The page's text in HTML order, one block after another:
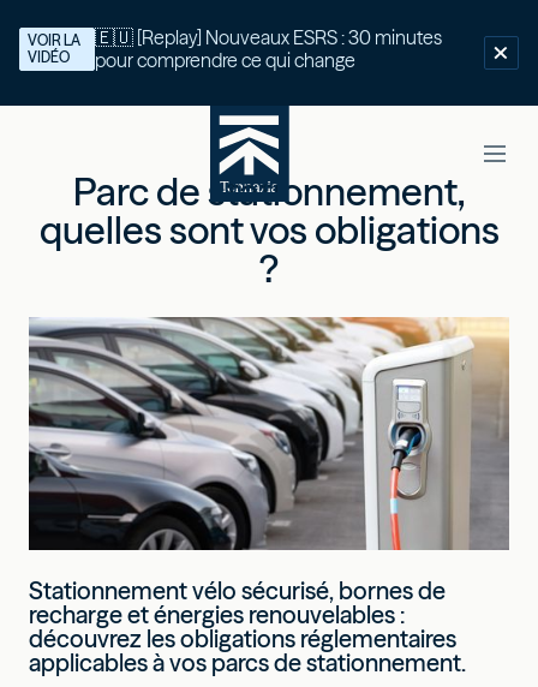
🇪🇺 [Replay] Nouveaux ESRS : 30 minutes
pour comprendre ce qui change
VOIR LA
VIDÉO
Parc de stationnement,
quelles sont vos obligations
?
Stationnement vélo sécurisé, bornes de
recharge et énergies renouvelables :
découvrez les obligations réglementaires
applicables à vos parcs de stationnement.